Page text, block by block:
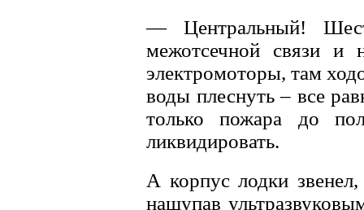
— Центральный!
межотсечной связи и
электромоторы, там
воды плеснуть – все
только пожара до
ликвидировать.
А корпус лодки
нащупав